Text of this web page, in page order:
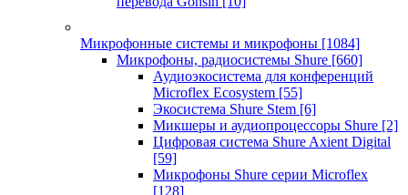
Микрофонные системы и микрофоны [1084]
Микрофоны, радиосистемы Shure [660]
Аудиоэкосистема для конференций
Microflex Ecosystem [55]
Экосистема Shure Stem [6]
Микшеры и аудиопроцессоры Shure [2]
Цифровая система Shure Axient Digital
[59]
Микрофоны Shure серии Microflex
[128]